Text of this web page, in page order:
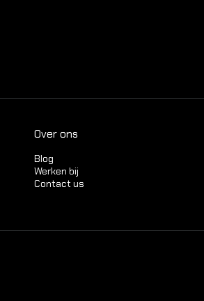
Over ons
Blog
Werken bij
Contact us